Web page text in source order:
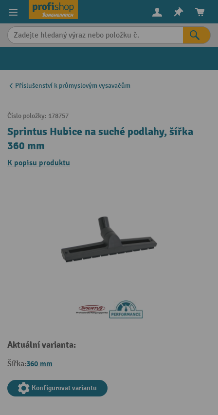
content
Příslušenství k průmyslovým vysavačům
Číslo položky: 178757
Sprintus Hubice na suché podlahy, šířka
360 mm
K popisu produktu
Aktuální varianta:
Šířka:360 mm
Konfigurovat variantu